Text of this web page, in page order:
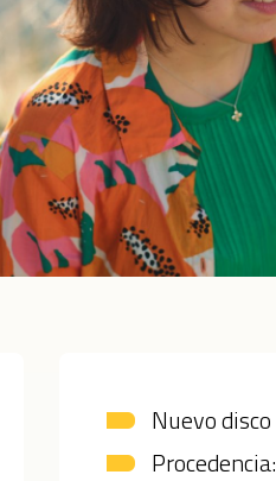
Nuevo disco
Procedencia: